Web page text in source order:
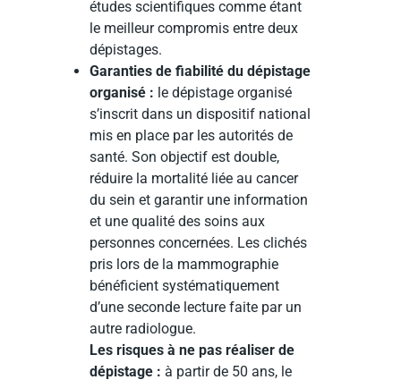
études scientifiques comme étant
le meilleur compromis entre deux
dépistages.
Garanties de fiabilité du dépistage
organisé : le dépistage organisé
s’inscrit dans un dispositif national
mis en place par les autorités de
santé. Son objectif est double,
réduire la mortalité liée au cancer
du sein et garantir une information
et une qualité des soins aux
personnes concernées. Les clichés
pris lors de la mammographie
bénéficient systématiquement
d’une seconde lecture faite par un
autre radiologue.
Les risques à ne pas réaliser de
dépistage : à partir de 50 ans, le